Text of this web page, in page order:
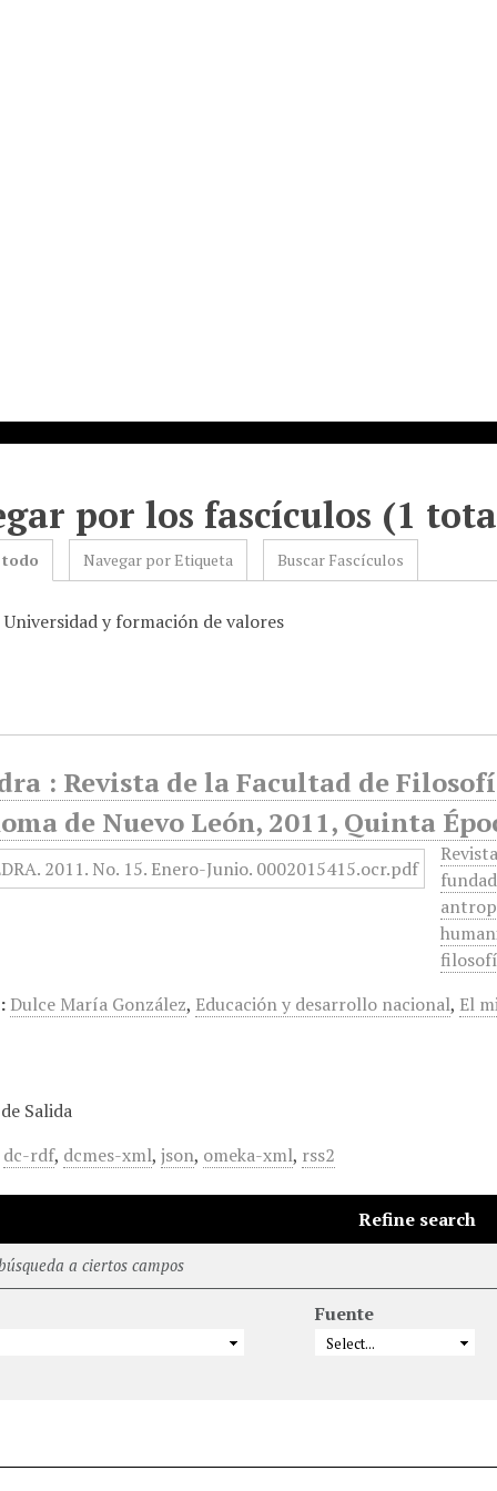
por los fascículos (1
todo Navegar por Etiqueta Buscar Fascículos
y formación de valores
: Revista de la Facultad de
de Nuevo León, 2011, Quinta
Dulce María González, Educación y desarrollo nacional, El
Salida
dc-rdf, dcmes-xml,json, omeka-xml, rss2
Refine search
a ciertos campos
Fuente